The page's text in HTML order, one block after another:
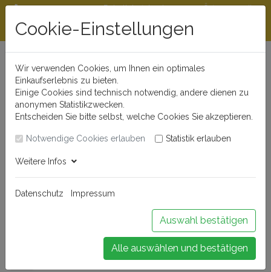
Beratungshotline
0721 - 830 777 0
Rabattstaffeln ab
300 €
Öffnungszeiten
Buchen Sie Ihr Weinseminar!
Cookie-Einstellungen
Wir verwenden Cookies, um Ihnen ein optimales
Einkaufserlebnis zu bieten.
Einige Cookies sind technisch notwendig, andere dienen zu
anonymen Statistikzwecken.
Entscheiden Sie bitte selbst, welche Cookies Sie akzeptieren.
Notwendige Cookies erlauben Statistik erlauben
Weitere Infos
Datenschutz Impressum
Auswahl bestätigen
Alle auswählen und bestätigen